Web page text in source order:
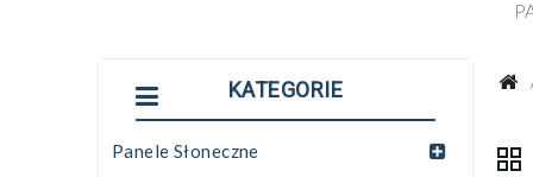
KATEGORIE
Panele Słoneczne